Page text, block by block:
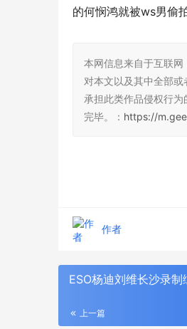
的何悯鸿就被ws男偷
本网信息来自于互联网
对本文以及其中全部
承担此类作品侵权行
完毕。： https://
作者
ESO杨迪刘维长沙录
上一篇
全国大学生龙舟赛巅峰挑战冰